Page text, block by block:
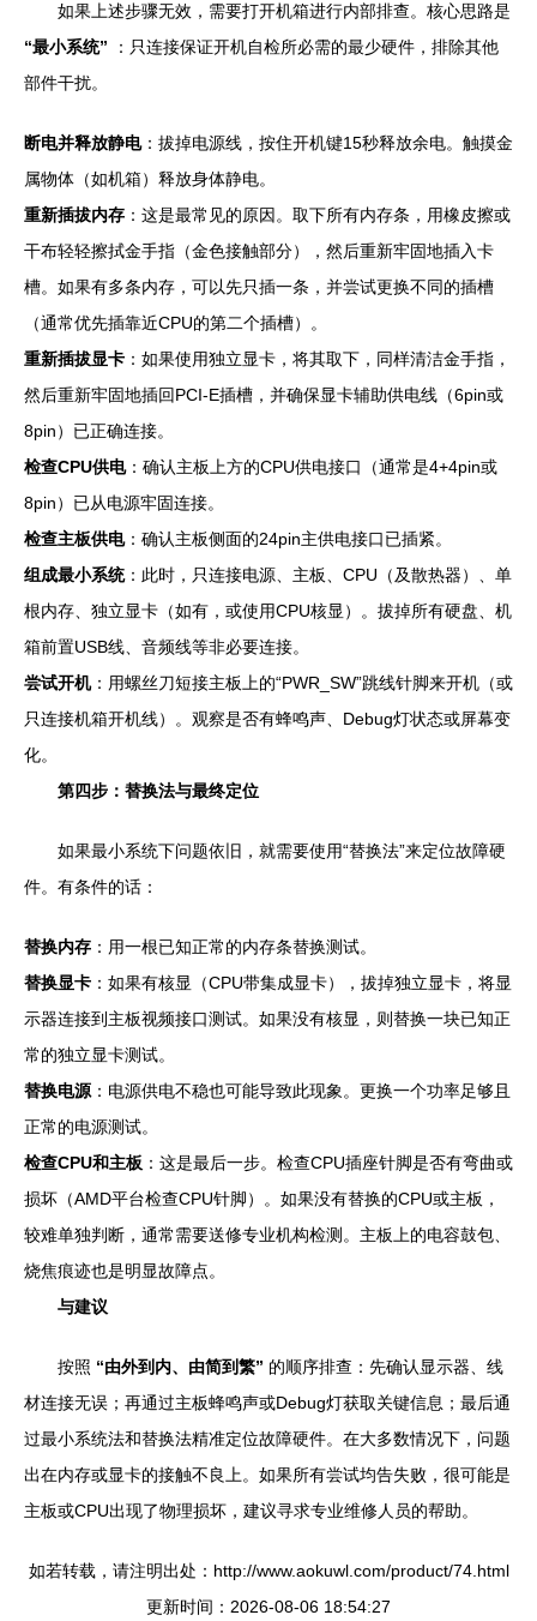
如果上述步骤无效，需要打开机箱进行内部排查。核心思路是
“最小系统” ：只连接保证开机自检所必需的最少硬件，排除其他
部件干扰。
断电并释放静电：拔掉电源线，按住开机键15秒释放余电。触摸金
属物体（如机箱）释放身体静电。
重新插拔内存 ：这是最常见的原因。取下所有内存条，用橡皮擦或
干布轻轻擦拭金手指（金色接触部分），然后重新牢固地插入卡
槽。如果有多条内存，可以先只插一条，并尝试更换不同的插槽
（通常优先插靠近CPU的第二个插槽）。
重新插拔显卡 ：如果使用独立显卡，将其取下，同样清洁金手指，
然后重新牢固地插回PCI-E插槽，并确保显卡辅助供电线（6pin或
8pin）已正确连接。
检查CPU供电：确认主板上方的CPU供电接口（通常是4+4pin或
8pin）已从电源牢固连接。
检查主板供电：确认主板侧面的24pin主供电接口已插紧。
组成最小系统：此时，只连接电源、主板、CPU（及散热器）、单
根内存、独立显卡（如有，或使用CPU核显）。拔掉所有硬盘、机
箱前置USB线、音频线等非必要连接。
尝试开机：用螺丝刀短接主板上的“PWR_SW”跳线针脚来开机（或
只连接机箱开机线）。观察是否有蜂鸣声、Debug灯状态或屏幕变
化。
第四步：替换法与最终定位
如果最小系统下问题依旧，就需要使用“替换法”来定位故障硬
件。有条件的话：
替换内存 ：用一根已知正常的内存条替换测试。
替换显卡 ：如果有核显（CPU带集成显卡），拔掉独立显卡，将显
示器连接到主板视频接口测试。如果没有核显，则替换一块已知正
常的独立显卡测试。
替换电源 ：电源供电不稳也可能导致此现象。更换一个功率足够且
正常的电源测试。
检查CPU和主板 ：这是最后一步。检查CPU插座针脚是否有弯曲或
损坏（AMD平台检查CPU针脚）。如果没有替换的CPU或主板，
较难单独判断，通常需要送修专业机构检测。主板上的电容鼓包、
烧焦痕迹也是明显故障点。
与建议
按照 “由外到内、由简到繁” 的顺序排查：先确认显示器、线
材连接无误；再通过主板蜂鸣声或Debug灯获取关键信息；最后通
过最小系统法和替换法精准定位故障硬件。在大多数情况下，问题
出在内存或显卡的接触不良上。如果所有尝试均告失败，很可能是
主板或CPU出现了物理损坏，建议寻求专业维修人员的帮助。
如若转载，请注明出处：http://www.aokuwl.com/product/74.html
更新时间：2026-08-06 18:54:27